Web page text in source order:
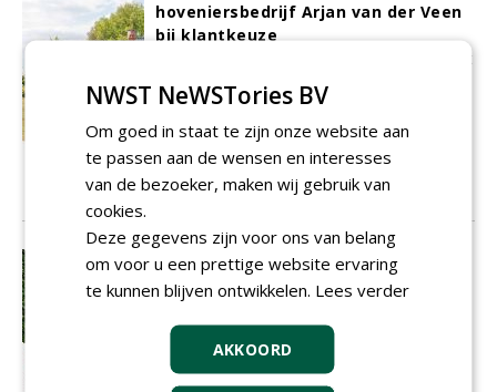
hoveniersbedrijf Arjan van der Veen
bij klantkeuze
Camping De Koeksebelt in Ommen zocht
een oplossing voor de verbetering van
diverse terrassen en paden in het hart
van de camping. De eigenaar begon het
project met een bezoek aan een
showtuin van Buiter Beton.
11-10-2023
187 sec
Ceramaxx verovert de
tuinbestratingswereld
Binnen het segment van keramische
tegels schittert Ceramaxx als onbetwiste
koploper. Ongeëvenaarde draagkracht,
onverwoestbare kleur- en
NWST NeWSTories BV
Om goed in staat te zijn onze website aan
te passen aan de wensen en interesses
van de bezoeker, maken wij gebruik van
cookies.
Deze gegevens zijn voor ons van belang
om voor u een prettige website ervaring
te kunnen blijven ontwikkelen. Lees verder
AKKOORD